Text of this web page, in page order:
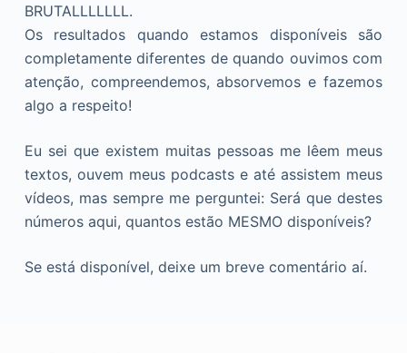
BRUTALLLLLLL.
Os resultados quando estamos disponíveis são
completamente diferentes de quando ouvimos com
atenção, compreendemos, absorvemos e fazemos
algo a respeito!
Eu sei que existem muitas pessoas me lêem meus
textos, ouvem meus podcasts e até assistem meus
vídeos, mas sempre me perguntei: Será que destes
números aqui, quantos estão MESMO disponíveis?
Se está disponível, deixe um breve comentário aí.